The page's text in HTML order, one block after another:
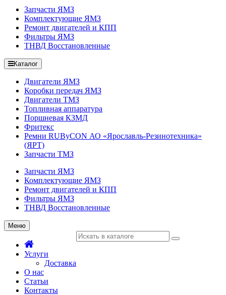
Запчасти ЯМЗ
Комплектующие ЯМЗ
Ремонт двигателей и КПП
Фильтры ЯМЗ
ТНВД Восстановленные
Каталог
Двигатели ЯМЗ
Коробки передач ЯМЗ
Двигатели ТМЗ
Топливная аппаратура
Поршневая КЗМД
Фритекс
Ремни RUByCON АО «Ярославль-Резинотехника»
(ЯРТ)
Запчасти ТМЗ
Запчасти ЯМЗ
Комплектующие ЯМЗ
Ремонт двигателей и КПП
Фильтры ЯМЗ
ТНВД Восстановленные
Меню
Услуги
Доставка
О нас
Статьи
Контакты